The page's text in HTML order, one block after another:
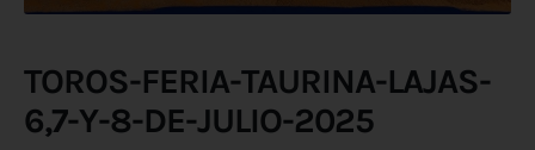
TOROS-FERIA-TAURINA-LAJAS-
6,7-Y-8-DE-JULIO-2025